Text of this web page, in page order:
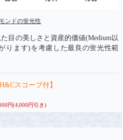
ンドの蛍光性
目の美しさと資産的価値(Medium以
ります)を考慮した最良の蛍光性範
スコープ付】
円(4,000円引き)